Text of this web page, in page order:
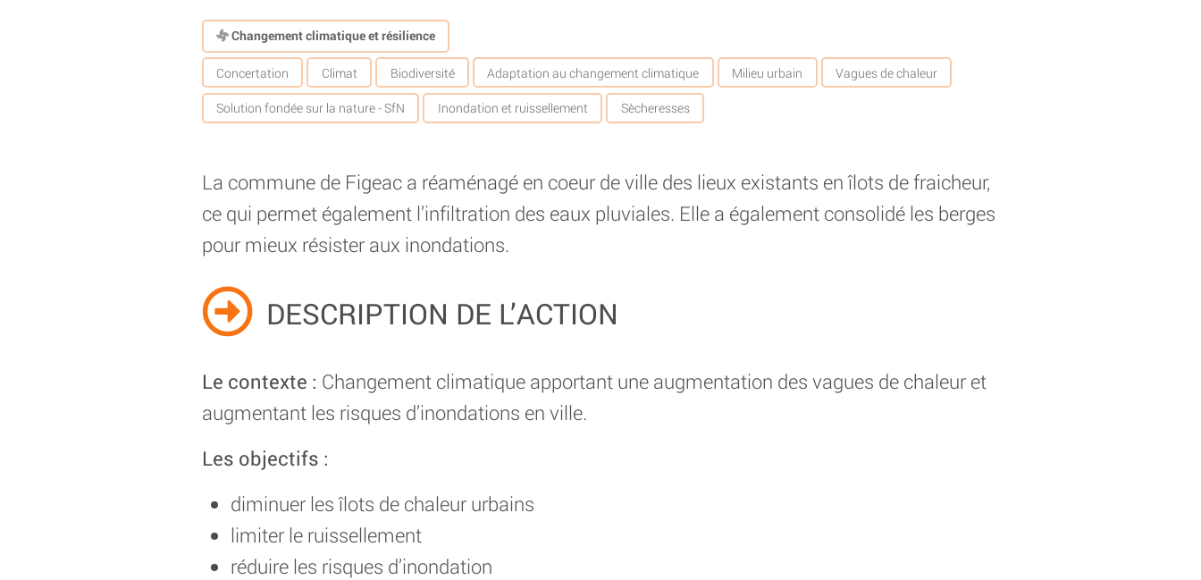
Changement climatique et résilience
Concertation Climat Biodiversité Adaptation au changement climatique Milieu urbain Vagues de chaleur
Solution fondée sur la nature - SfN Inondation et ruissellement Sècheresses
La commune de Figeac a réaménagé en coeur de ville des lieux existants en îlots de fraicheur,
ce qui permet également l’infiltration des eaux pluviales. Elle a également consolidé les berges
pour mieux résister aux inondations.
DESCRIPTION DE L’ACTION
Le contexte : Changement climatique apportant une augmentation des vagues de chaleur et
augmentant les risques d’inondations en ville.
Les objectifs :
diminuer les îlots de chaleur urbains
limiter le ruissellement
réduire les risques d’inondation